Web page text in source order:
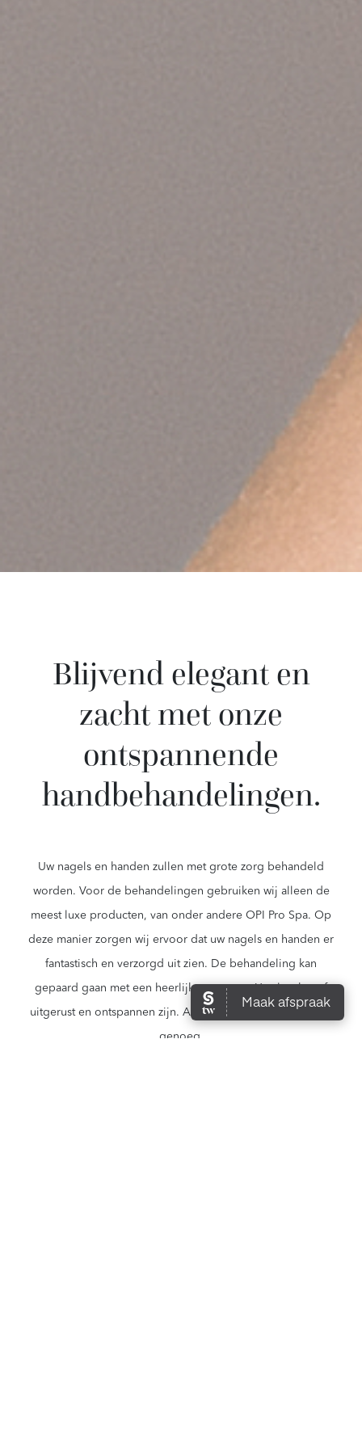
Blijvend elegant en
zacht met onze
ontspannende
handbehandelingen.
Uw nagels en handen zullen met grote zorg behandeld
worden. Voor de behandelingen gebruiken wij alleen de
meest luxe producten, van onder andere OPI Pro Spa. Op
deze manier zorgen wij ervoor dat uw nagels en handen er
fantastisch en verzorgd uit zien. De behandeling kan
gepaard gaan met een heerlijke massage. U zult achteraf
uitgerust en ontspannen zijn. Alleen het allerbeste is goed
genoeg.